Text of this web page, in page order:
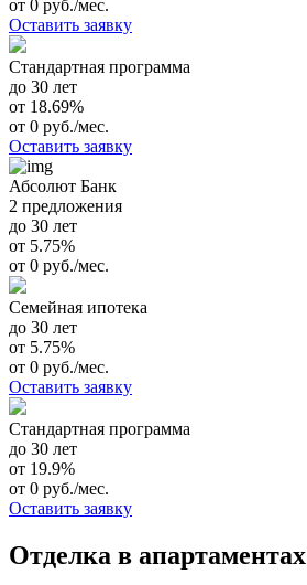
от 0 руб./мес.
Оставить заявку
Стандартная программа
до 30 лет
от 18.69%
от 0 руб./мес.
Оставить заявку
Абсолют Банк
2 предложения
до 30 лет
от 5.75%
от 0 руб./мес.
Семейная ипотека
до 30 лет
от 5.75%
от 0 руб./мес.
Оставить заявку
Стандартная программа
до 30 лет
от 19.9%
от 0 руб./мес.
Оставить заявку
Отделка в апартаментах